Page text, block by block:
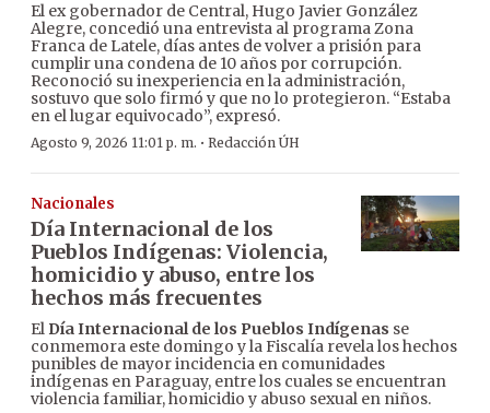
El ex gobernador de Central, Hugo Javier González
Alegre, concedió una entrevista al programa Zona
Franca de Latele, días antes de volver a prisión para
cumplir una condena de 10 años por corrupción.
Reconoció su inexperiencia en la administración,
sostuvo que solo firmó y que no lo protegieron. “Estaba
en el lugar equivocado”, expresó.
Agosto 9, 2026 11:01 p. m. · Redacción ÚH
Nacionales
Día Internacional de los
Pueblos Indígenas: Violencia,
homicidio y abuso, entre los
hechos más frecuentes
El Día Internacional de los Pueblos Indígenas se
conmemora este domingo y la Fiscalía revela los hechos
punibles de mayor incidencia en comunidades
indígenas en Paraguay, entre los cuales se encuentran
violencia familiar, homicidio y abuso sexual en niños.